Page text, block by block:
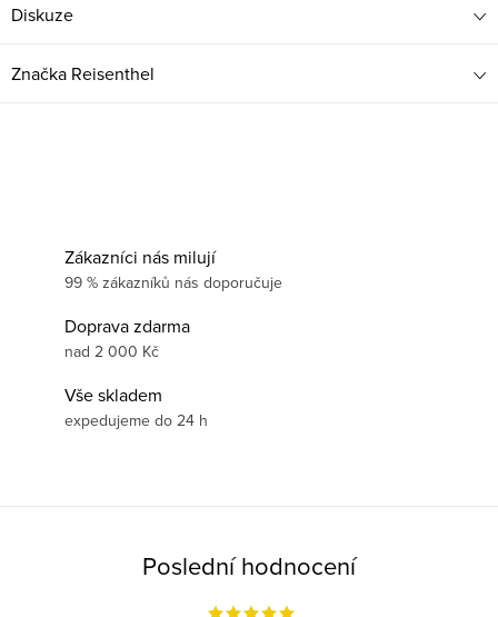
Diskuze
Značka Reisenthel
Zákazníci nás milují
99 % zákazníků nás doporučuje
Doprava zdarma
nad 2 000 Kč
Vše skladem
expedujeme do 24 h
Poslední hodnocení